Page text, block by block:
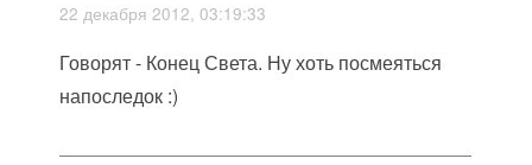
22 декабря 2012, 03:19:33
Говорят - Конец Света. Ну хоть посмеяться
напоследок :)